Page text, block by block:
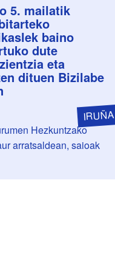
5. mailatik
baino
dute
eta
dituen Bizilabe
IRUÑA
Hezkuntzako
arratsaldean, saioak